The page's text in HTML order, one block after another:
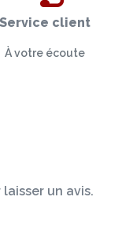
Service client
À votre écoute
un avis.